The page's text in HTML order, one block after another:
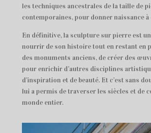
les techniques ancestrales de la taille de
contemporaines, pour donner naissance
En définitive, la sculpture sur pierre est
nourrir de son histoire tout en restant en
des monuments anciens, de créer des
pour enrichir d’autres disciplines
d’inspiration et de beauté. Et c’est sans
lui a permis de traverser les siècles et de
monde entier.